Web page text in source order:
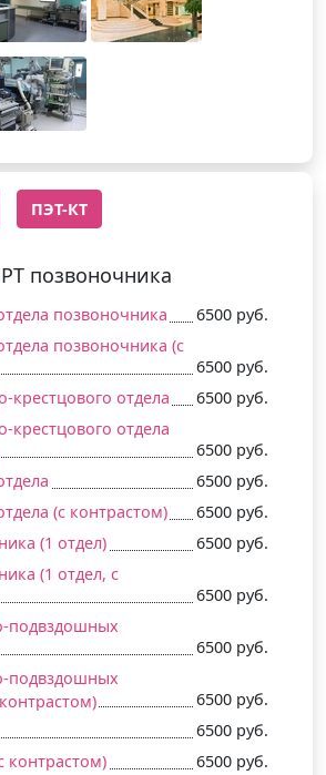
ПЭТ-КТ
позвоночника
позвоночника
6500 руб.
позвоночника (c
6500 руб.
крестцового отдела
6500 руб.
крестцового отдела
6500 руб.
6500 руб.
(c контрастом)
6500 руб.
(1 отдел)
6500 руб.
(1 отдел, c
6500 руб.
подвздошных
6500 руб.
подвздошных
6500 руб.
6500 руб.
контрастом)
6500 руб.